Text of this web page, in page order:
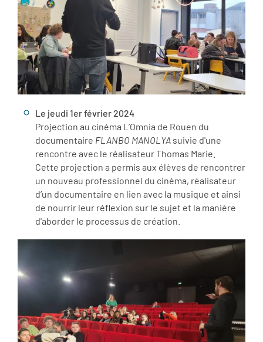
Le jeudi 1er février 2024
Projection au cinéma L’Omnia de Rouen du
documentaire FLANBO MANOLYA suivie d'une
rencontre avec le réalisateur Thomas Marie.
Cette projection a permis aux élèves de rencontrer
un nouveau professionnel du cinéma, réalisateur
d’un documentaire en lien avec la musique et ainsi
de nourrir leur réflexion sur le sujet et la manière
d'aborder le processus de création.